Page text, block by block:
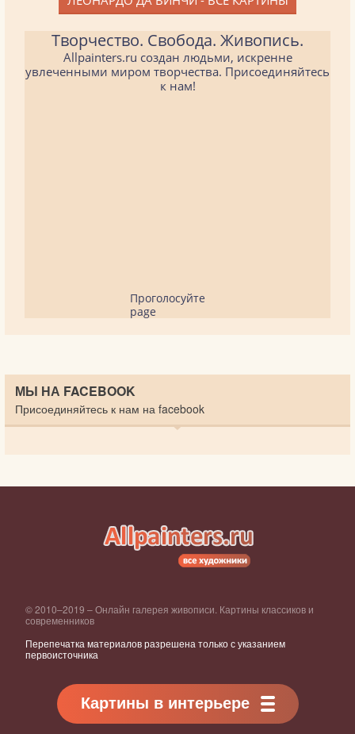
Творчество. Свобода. Живопись.
Allpainters.ru создан людьми, искренне
увлеченными миром творчества. Присоединяйтесь
к нам!
Проголосуйте
page
МЫ НА FACEBOOK
Присоединяйтесь к нам на facebook
© 2010–2019 – Онлайн галерея живописи. Картины классиков и
современников
Перепечатка материалов разрешена только с указанием
первоисточника
Картины в интерьере